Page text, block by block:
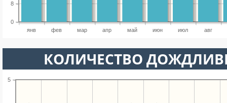
янв фев мар апр май июн июл авг
0
8
КОЛИЧЕСТВО
5